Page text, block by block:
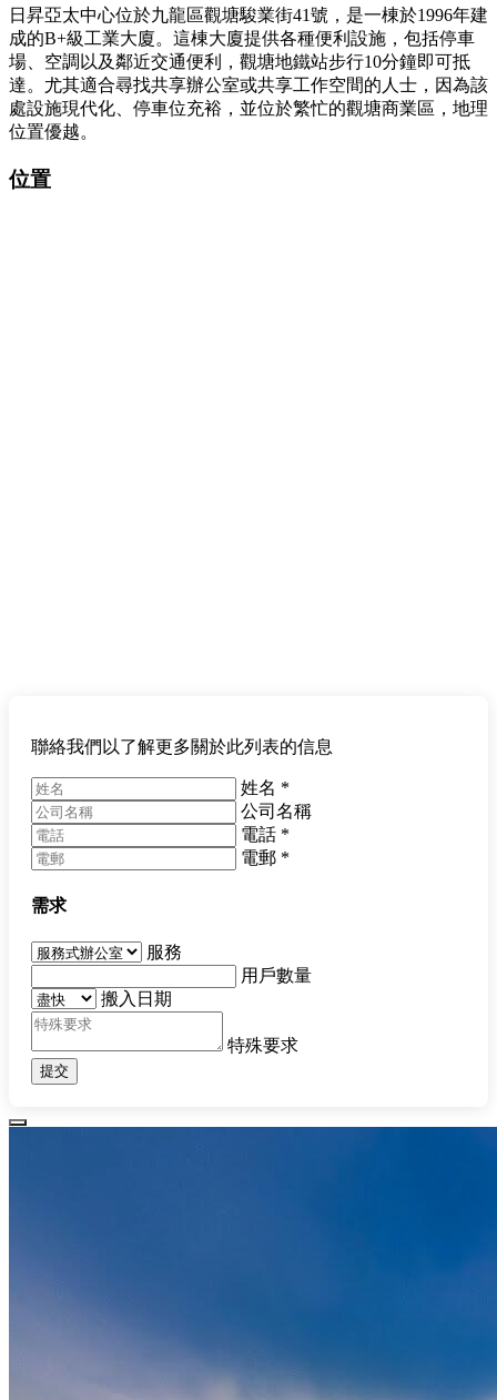
日昇亞太中心位於九龍區觀塘駿業街41號，是一棟於1996年建
成的B+級工業大廈。這棟大廈提供各種便利設施，包括停車
場、空調以及鄰近交通便利，觀塘地鐵站步行10分鐘即可抵
達。尤其適合尋找共享辦公室或共享工作空間的人士，因為該
處設施現代化、停車位充裕，並位於繁忙的觀塘商業區，地理
位置優越。
位置
聯絡我們以了解更多關於此列表的信息
姓名 *
公司名稱
電話 *
電郵 *
需求
服務
用戶數量
搬入日期
特殊要求
提交